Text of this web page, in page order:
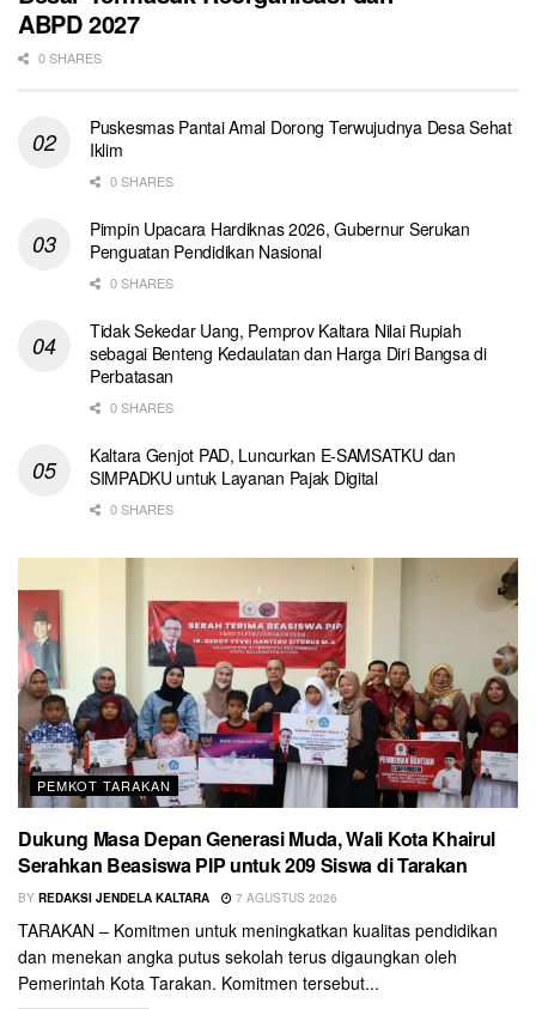
ABPD 2027
0 SHARES
Puskesmas Pantai Amal Dorong Terwujudnya Desa Sehat
Iklim
0 SHARES
Pimpin Upacara Hardiknas 2026, Gubernur Serukan
Penguatan Pendidikan Nasional
0 SHARES
Tidak Sekedar Uang, Pemprov Kaltara Nilai Rupiah
sebagai Benteng Kedaulatan dan Harga Diri Bangsa di
Perbatasan
0 SHARES
Kaltara Genjot PAD, Luncurkan E-SAMSATKU dan
SIMPADKU untuk Layanan Pajak Digital
0 SHARES
PEMKOT TARAKAN
Dukung Masa Depan Generasi Muda, Wali Kota Khairul
Serahkan Beasiswa PIP untuk 209 Siswa di Tarakan
BY REDAKSI JENDELA KALTARA 7 AGUSTUS 2026
TARAKAN – Komitmen untuk meningkatkan kualitas pendidikan
dan menekan angka putus sekolah terus digaungkan oleh
Pemerintah Kota Tarakan. Komitmen tersebut...